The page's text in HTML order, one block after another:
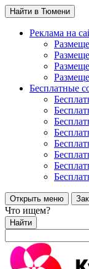
Найти в Тюмени
Реклама на
Бесплатные
Открыть меню
Что ищем?
Найти